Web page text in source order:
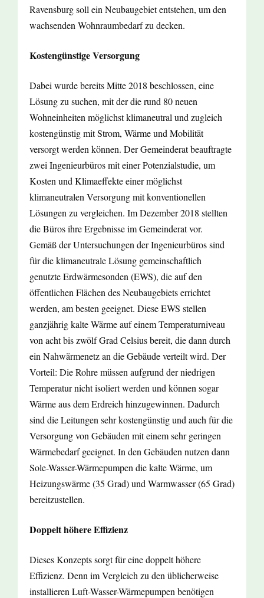
Ravensburg soll ein Neubaugebiet entstehen, um den
wachsenden Wohnraumbedarf zu decken.
Kostengünstige Versorgung
Dabei wurde bereits Mitte 2018 beschlossen, eine
Lösung zu suchen, mit der die rund 80 neuen
Wohneinheiten möglichst klimaneutral und zugleich
kostengünstig mit Strom, Wärme und Mobilität
versorgt werden können. Der Gemeinderat beauftragte
zwei Ingenieurbüros mit einer Potenzialstudie, um
Kosten und Klimaeffekte einer möglichst
klimaneutralen Versorgung mit konventionellen
Lösungen zu vergleichen. Im Dezember 2018 stellten
die Büros ihre Ergebnisse im Gemeinderat vor.
Gemäß der Untersuchungen der Ingenieurbüros sind
für die klimaneutrale Lösung gemeinschaftlich
genutzte Erdwärmesonden (EWS), die auf den
öffentlichen Flächen des Neubaugebiets errichtet
werden, am besten geeignet. Diese EWS stellen
ganzjährig kalte Wärme auf einem Temperaturniveau
von acht bis zwölf Grad Celsius bereit, die dann durch
ein Nahwärmenetz an die Gebäude verteilt wird. Der
Vorteil: Die Rohre müssen aufgrund der niedrigen
Temperatur nicht isoliert werden und können sogar
Wärme aus dem Erdreich hinzugewinnen. Dadurch
sind die Leitungen sehr kostengünstig und auch für die
Versorgung von Gebäuden mit einem sehr geringen
Wärmebedarf geeignet. In den Gebäuden nutzen dann
Sole-Wasser-Wärmepumpen die kalte Wärme, um
Heizungswärme (35 Grad) und Warmwasser (65 Grad)
bereitzustellen.
Doppelt höhere Effizienz
Dieses Konzepts sorgt für eine doppelt höhere
Effizienz. Denn im Vergleich zu den üblicherweise
installieren Luft-Wasser-Wärmepumpen benötigen